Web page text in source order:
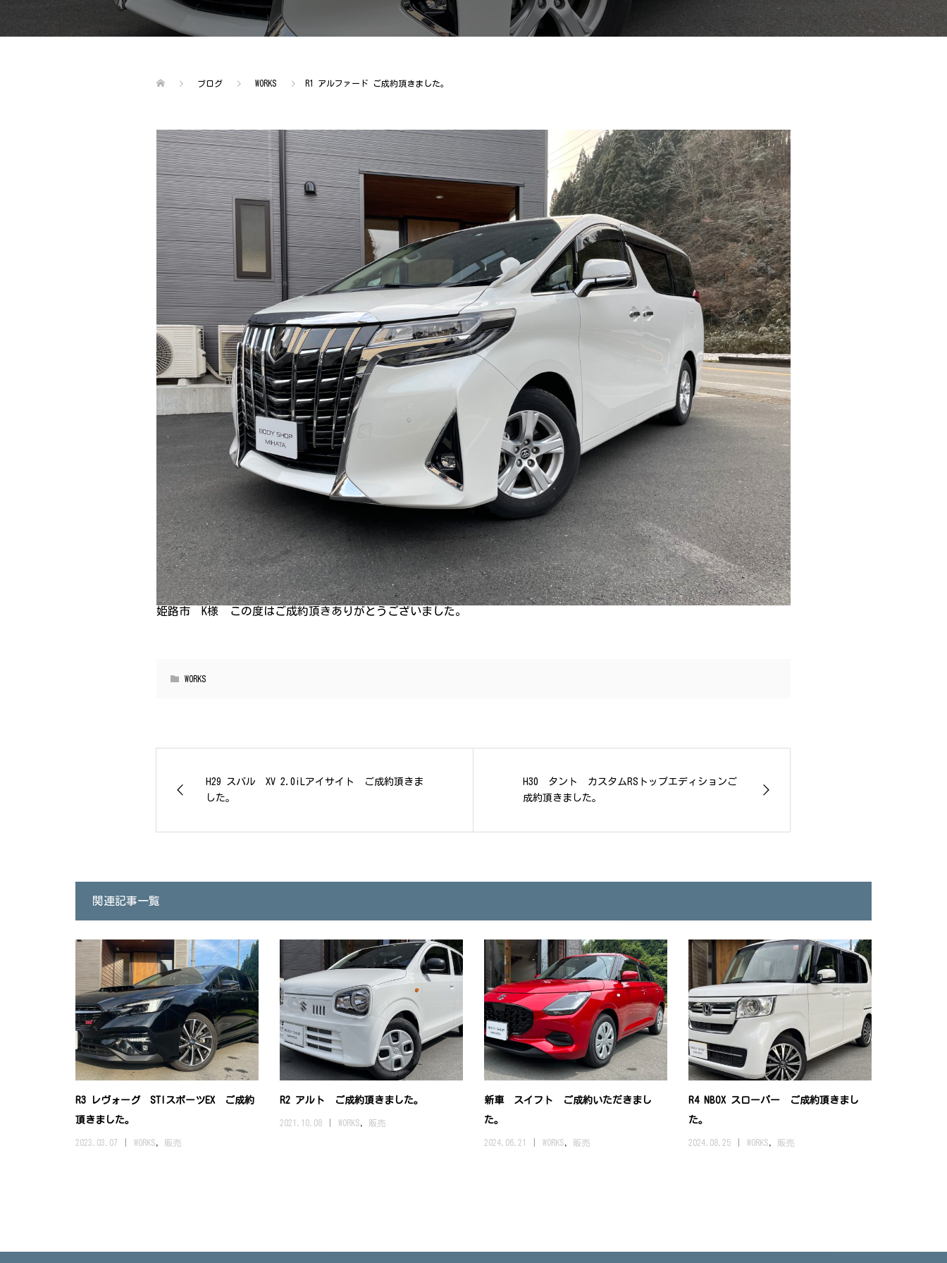
ブログ WORKS R1 アルファード ご成約頂きました。
姫路市 K様 この度はご成約頂きありがとうございました。
WORKS
H29 スバル XV 2.0iLアイサイト ご成約頂きま
した。
H30 タント カスタムRSトップエディションご
成約頂きました。
関連記事一覧
R3 レヴォーグ STIスポーツEX ご成約
頂きました。
2023.03.07 WORKS 販売
R2 アルト ご成約頂きました。
2021.10.08 WORKS 販売
新車 スイフト ご成約いただきまし
た。
2024.06.21 WORKS 販売
R4 NBOX スローパー ご成約頂きまし
た。
2024.08.25 WORKS 販売